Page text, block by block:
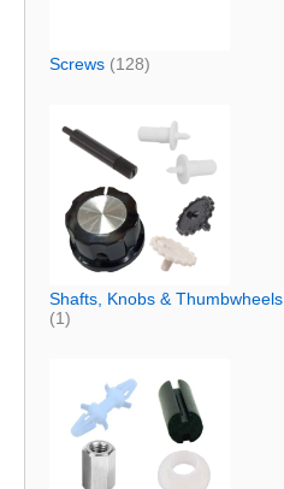
Screws (128)
Shafts, Knobs & Thumbwheels
(1)